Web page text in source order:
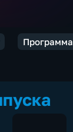
Программа